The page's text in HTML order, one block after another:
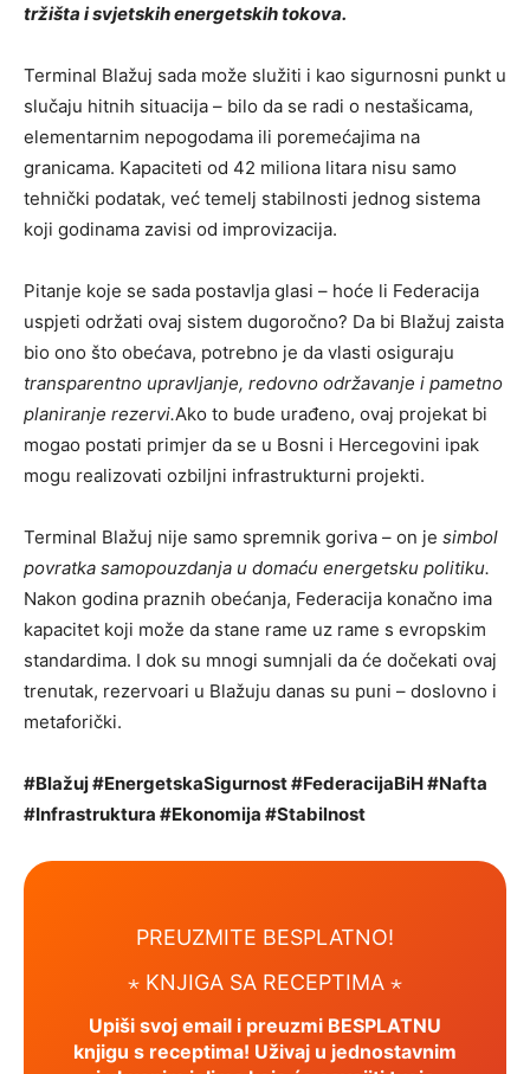
tržišta i svjetskih energetskih tokova.
Terminal Blažuj sada može služiti i kao sigurnosni punkt u
slučaju hitnih situacija – bilo da se radi o nestašicama,
elementarnim nepogodama ili poremećajima na
granicama. Kapaciteti od 42 miliona litara nisu samo
tehnički podatak, već temelj stabilnosti jednog sistema
koji godinama zavisi od improvizacija.
Pitanje koje se sada postavlja glasi – hoće li Federacija
uspjeti održati ovaj sistem dugoročno? Da bi Blažuj zaista
bio ono što obećava, potrebno je da vlasti osiguraju
transparentno upravljanje, redovno održavanje i pametno
planiranje rezervi.Ako to bude urađeno, ovaj projekat bi
mogao postati primjer da se u Bosni i Hercegovini ipak
mogu realizovati ozbiljni infrastrukturni projekti.
Terminal Blažuj nije samo spremnik goriva – on je simbol
povratka samopouzdanja u domaću energetsku politiku.
Nakon godina praznih obećanja, Federacija konačno ima
kapacitet koji može da stane rame uz rame s evropskim
standardima. I dok su mnogi sumnjali da će dočekati ovaj
trenutak, rezervoari u Blažuju danas su puni – doslovno i
metaforički.
#Blažuj #EnergetskaSigurnost #FederacijaBiH #Nafta
#Infrastruktura #Ekonomija #Stabilnost
PREUZMITE BESPLATNO!
⋆ KNJIGA SA RECEPTIMA ⋆
Upiši svoj email i preuzmi BESPLATNU
knjigu s receptima! Uživaj u jednostavnim